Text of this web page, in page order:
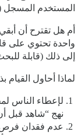
المستخدم
أم هل تقترح أن
واحدة تحتوي على
إلى ذلك (قابلة
لماذا أحاول القيام
لإعطاء الناس
نهج “شاهد قبل